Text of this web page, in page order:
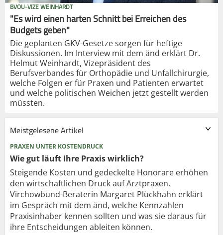
BVOU-VIZE WEINHARDT
"Es wird einen harten Schnitt bei Erreichen des
Budgets geben"
Die geplanten GKV-Gesetze sorgen für heftige
Diskussionen. Im Interview mit dem änd erklärt Dr.
Helmut Weinhardt, Vizepräsident des
Berufsverbandes für Orthopädie und Unfallchirurgie,
welche Folgen er für Praxen und Patienten erwartet
und welche politischen Weichen jetzt gestellt werden
müssten.
Meistgelesene Artikel
PRAXEN UNTER KOSTENDRUCK
Wie gut läuft Ihre Praxis wirklich?
Steigende Kosten und gedeckelte Honorare erhöhen
den wirtschaftlichen Druck auf Arztpraxen.
Virchowbund-Beraterin Margaret Plückhahn erklärt
im Gespräch mit dem änd, welche Kennzahlen
Praxisinhaber kennen sollten und was sie daraus für
ihre Entscheidungen ableiten können.